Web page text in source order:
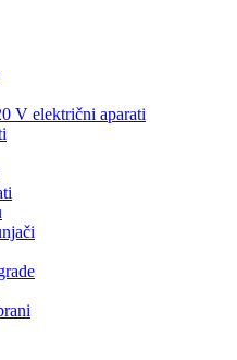
V električni aparati